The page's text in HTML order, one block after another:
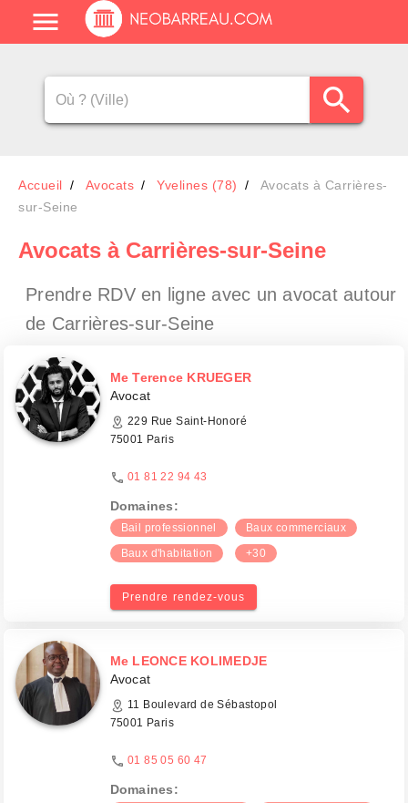
Accueil Avocats Yvelines (78)
Avocats à Carrières-
sur-Seine
Avocats à Carrières-sur-Seine
Prendre RDV en ligne avec un avocat autour
de Carrières-sur-Seine
Me Terence KRUEGER
Avocat
229 Rue Saint-Honoré
75001 Paris
01 81 22 94 43
Domaines:
Bail professionnel
Baux commerciaux
Baux d'habitation
+30
Prendre rendez-vous
Me LEONCE KOLIMEDJE
Avocat
11 Boulevard de Sébastopol
75001 Paris
01 85 05 60 47
Domaines: